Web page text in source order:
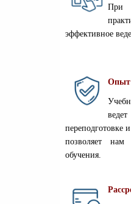
При
эффективное
Опыт
переподготовке
позволяет нам
обучения.